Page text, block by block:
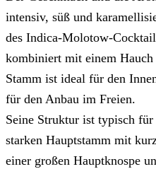
intensiv, süß und
des Indica-Molotow-
kombiniert mit einem
Stamm ist ideal für den
für den Anbau im Freien.
Seine Struktur ist typisch
starken Hauptstamm mit
einer großen Hauptknospe